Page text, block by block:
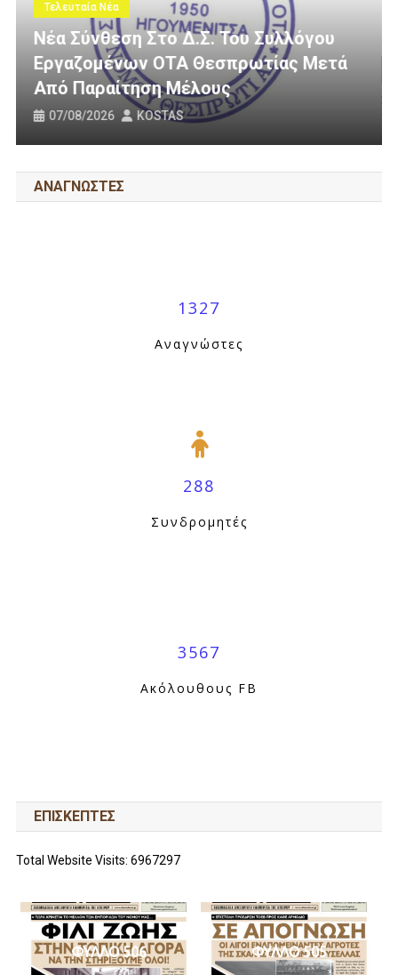
Μετά
Τελευταία Νέα
3 Εκατομμύρια Ευρώ Για
Οδοποιία Στον Δήμο
31/07/2026 KOSTAS
ΑΝΑΓΝΩΣΤΕΣ
1327
Αναγνώστες
288
Συνδρομητές
3567
Ακόλουθους FB
ΕΠΙΣΚΕΠΤΕΣ
Total Website Visits: 6967297
ΦΥΛΛΟ 506 ΦΥΛΛΟ 505